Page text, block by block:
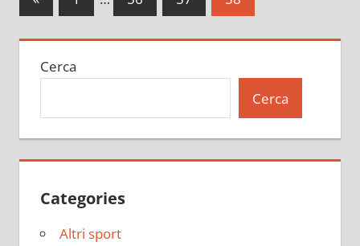
articoli
precedenti
Cerca
Cerca
Categories
Altri sport